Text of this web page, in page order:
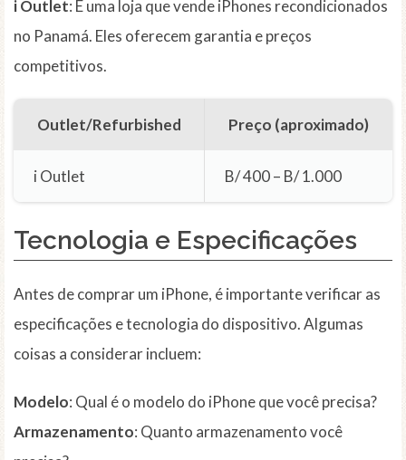
i Outlet: É uma loja que vende iPhones recondicionados
no Panamá. Eles oferecem garantia e preços
competitivos.
Outlet/Refurbished Preço (aproximado)
i Outlet B/ 400 – B/ 1.000
Tecnologia e Especificações
Antes de comprar um iPhone, é importante verificar as
especificações e tecnologia do dispositivo. Algumas
coisas a considerar incluem:
Modelo: Qual é o modelo do iPhone que você precisa?
Armazenamento: Quanto armazenamento você